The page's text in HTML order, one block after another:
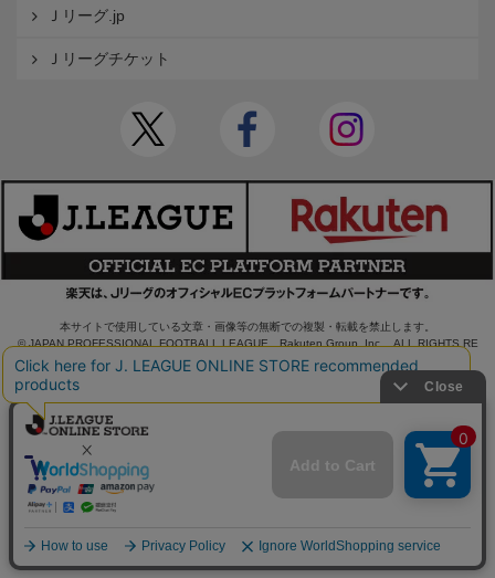
Ｊリーグ.jp
Ｊリーグチケット
本サイトで使用している文章・画像等の無断での複製・転載を禁止します。
© JAPAN PROFESSIONAL FOOTBALL LEAGUE Rakuten Group, Inc. ALL RIGHTS RE
SERVED.